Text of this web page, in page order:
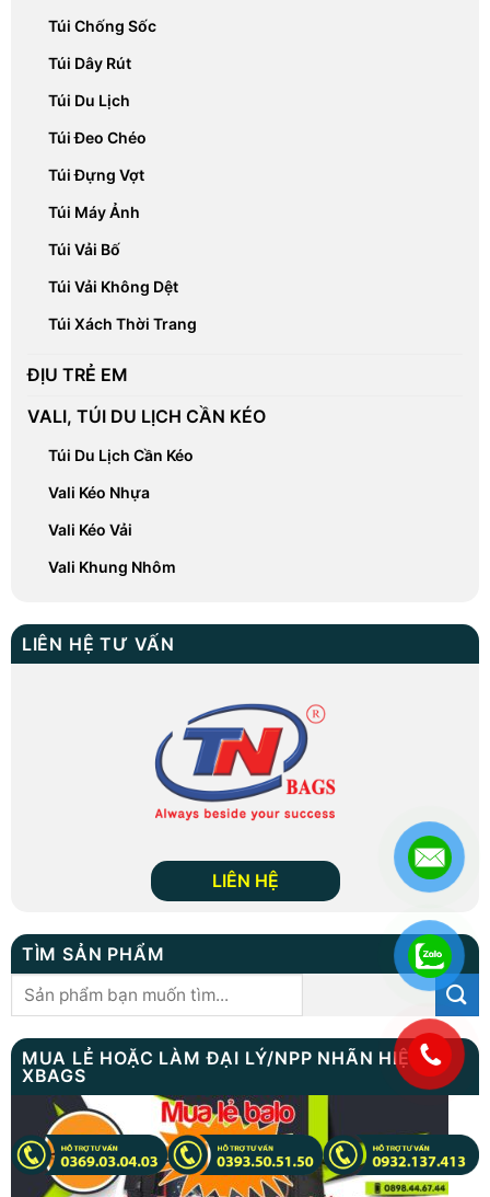
Túi Chống Sốc
Túi Dây Rút
Túi Du Lịch
Túi Đeo Chéo
Túi Đựng Vợt
Túi Máy Ảnh
Túi Vải Bố
Túi Vải Không Dệt
Túi Xách Thời Trang
ĐỊU TRẺ EM
VALI, TÚI DU LỊCH CẦN KÉO
Túi Du Lịch Cần Kéo
Vali Kéo Nhựa
Vali Kéo Vải
Vali Khung Nhôm
LIÊN HỆ TƯ VẤN
LIÊN HỆ
TÌM SẢN PHẨM
Tìm
MUA LẺ HOẶC LÀM ĐẠI LÝ/NPP NHÃN HIỆU
XBAGS
.